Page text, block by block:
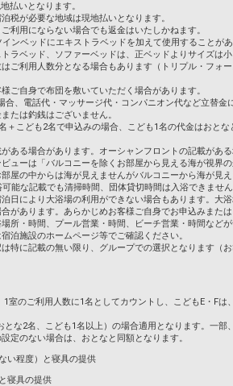
払いとなります。
税が必要な地域は現地払いとなります。
利用にならない場合でも返金はいたしかねます。
ンベッドにエキストラベッドを加えて使用することが
ラベッド、ソファーベッドは、正ベッドよりサイズは小
ご利用人数分となる場合もあります（トリプル・フォ
ご自身で布団を敷いていただく場合があります。
合、電話代・マッサージ代・コンパニオン代など立替金
たは釣銭はございません。
＋こども2名で申込みの場合、こども1名の代金はおと
ある場合があります。オーシャンフロントの記載があ
ューは「バルコニーを除くお部屋から見える海が視界
屋の中からは海が見えませんがバルコニーから海が見え
能な記載でも清掃時間、団体貸切時間は入浴できませ
日により大浴場の利用ができない場合もあります。大
があります。あらかじめお客様ご自身でお申込みまたは
所・時間、プール営業・時間、ビーチ営業・時間など
泊施設のホームページ等でご確認ください。
特に記載の無い限り、グループでの選択となります（
1室のご利用人数に1名としてカウントし、こどもE・Fは
とな2名、こども1名以上）の場合適用となります。一部
定のない場合は、おとなと同額となります。
い程度）と寝具の提供
寝具の提供